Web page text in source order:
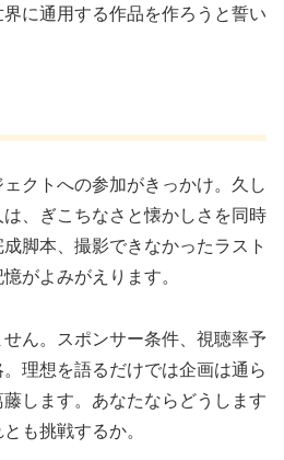
に通用する作品を作ろうと誓い
クトへの参加がきっかけ。久し
、ぎこちなさと懐かしさを同時
脚本、撮影できなかったラスト
がよみがえります。
ん。スポンサー条件、視聴率予
理想を語るだけでは企画は通ら
します。あなたならどうします
も挑戦するか。